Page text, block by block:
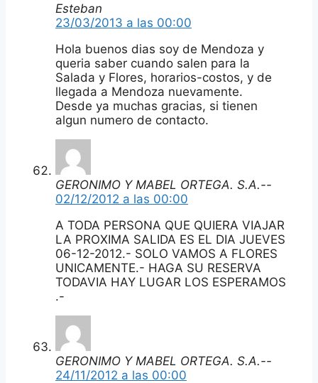
Esteban
23/03/2013 a las 00:00
Hola buenos dias soy de Mendoza y
queria saber cuando salen para la
Salada y Flores, horarios-costos, y de
llegada a Mendoza nuevamente.
Desde ya muchas gracias, si tienen
algun numero de contacto.
GERONIMO Y MABEL ORTEGA. S.A.--
02/12/2012 a las 00:00
A TODA PERSONA QUE QUIERA VIAJAR
LA PROXIMA SALIDA ES EL DIA JUEVES
06-12-2012.- SOLO VAMOS A FLORES
UNICAMENTE.- HAGA SU RESERVA
TODAVIA HAY LUGAR LOS ESPERAMOS
.-
GERONIMO Y MABEL ORTEGA. S.A.--
24/11/2012 a las 00:00